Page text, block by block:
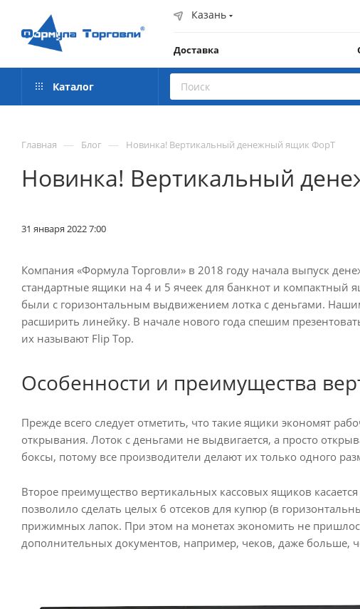
Казань
Доставка
Каталог
Главная — Блог — Новинка! Вертикальный денежный ящик ФорТ
Новинка! Вертикальный
31 января 2022 7:00
Компания «Формула Торговли» в 2018 году начала выпуск
стандартные ящики на 4 и 5 ячеек для банкнот и
были с горизонтальным выдвижением лотка с деньгами.
расширить линейку. В начале нового года спешим
их называют Flip Top.
Особенности и преимущества
Прежде всего следует отметить, что такие ящики экономят
открывания. Лоток с деньгами не выдвигается, а просто
боксы, потому все производители делают их только одного
Второе преимущество вертикальных кассовых ящиков
позволило сделать целых 6 отсеков для купюр (в
прижимных лапок. При этом на монетах экономить не
дополнительных документов, например, чеков, даже больше,